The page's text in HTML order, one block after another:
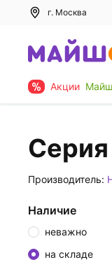
г. Москва
Акции
Производитель:
Наличие
неважно
на складе